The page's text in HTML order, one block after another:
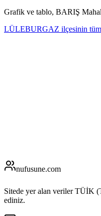
Grafik ve tablo, BARIŞ
LÜLEBURGAZ ilçesinin
nufusune.com
Sitede yer alan veriler TÜİK
ediniz.